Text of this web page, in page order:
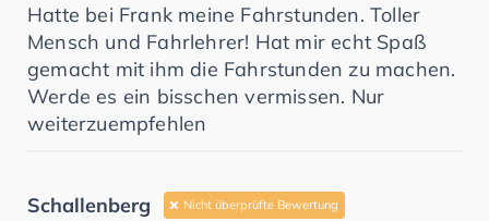
Hatte bei Frank meine Fahrstunden. Toller
Mensch und Fahrlehrer! Hat mir echt Spaß
gemacht mit ihm die Fahrstunden zu machen.
Werde es ein bisschen vermissen. Nur
weiterzuempfehlen
Schallenberg Nicht überprüfte Bewertung